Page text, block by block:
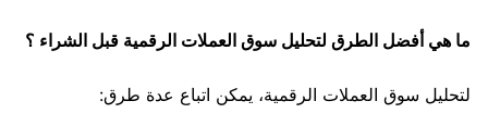
ما هي أفضل الطرق لتحليل سوق العملات الرقمية قبل الشراء ؟
لتحليل سوق العملات الرقمية، يمكن اتباع عدة طرق: